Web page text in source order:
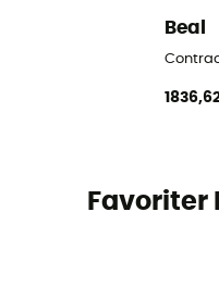
Beal
Favoriter